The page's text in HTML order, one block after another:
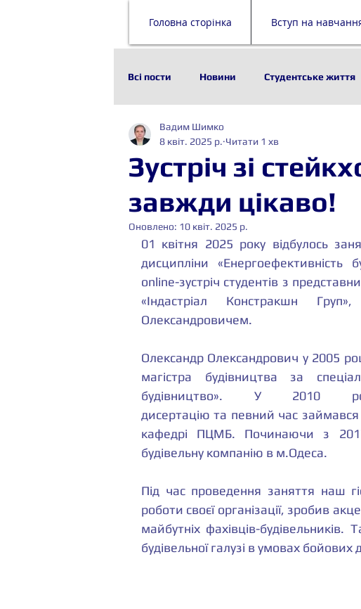
Головна сторінка Вступ на
Всі пости Новини Студентське життя
Наука Історія
Зустріч зі
завжди цікаво!
Вадим Шимко
8 квіт. 2025 р. Читати 1 хв
Оновлено: 10 квіт. 2025 р.
01 квітня 2025 року відбулось
дисципліни «Енергоефективність
online-зустріч студентів з
«Індастріал Констракшн
Олександровичем.
Олександр Олександрович у 2005
магістра будівництва за
будівництво». У 2010
дисертацію та певний час
кафедрі ПЦМБ. Починаючи з
будівельну компанію в м.Одеса.
Під час проведення заняття наш
роботи своєї організації, зробив
майбутніх фахівців-
будівельної галузі в умовах бойових